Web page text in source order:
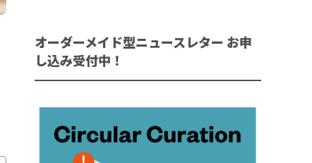
オーダーメイド型ニュースレター お申
し込み受付中！